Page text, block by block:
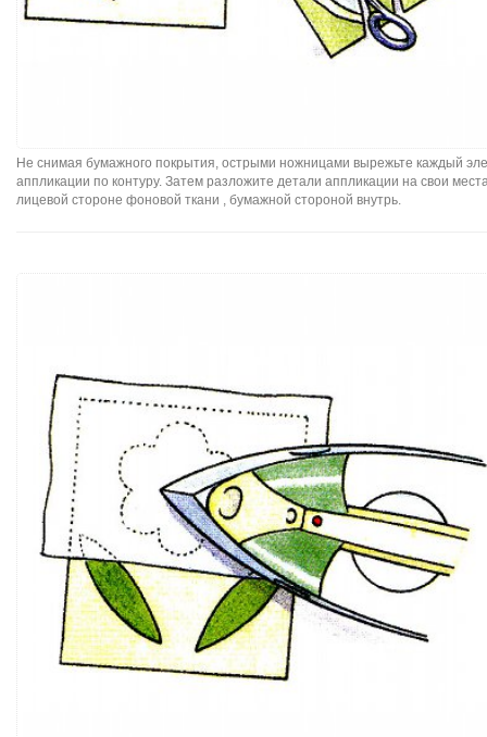
Не снимая бумажного покрытия, острыми ножницами вырежьте каждый
аппликации по контуру. Затем разложите детали аппликации на свои
лицевой стороне фоновой ткани , бумажной стороной внутрь.